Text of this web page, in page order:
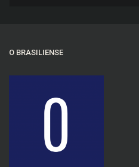
O BRASILIENSE